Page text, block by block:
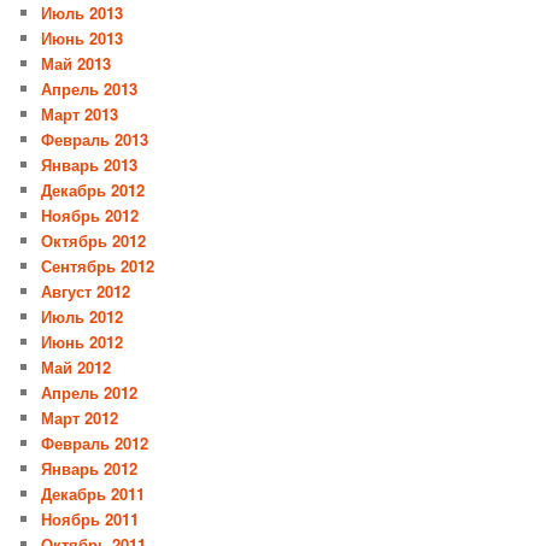
Июль 2013
Июнь 2013
Май 2013
Апрель 2013
Март 2013
Февраль 2013
Январь 2013
Декабрь 2012
Ноябрь 2012
Октябрь 2012
Сентябрь 2012
Август 2012
Июль 2012
Июнь 2012
Май 2012
Апрель 2012
Март 2012
Февраль 2012
Январь 2012
Декабрь 2011
Ноябрь 2011